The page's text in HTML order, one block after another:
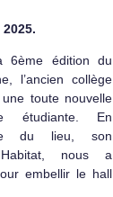
6ème édition du
l’ancien collège
toute nouvelle
étudiante. En
du lieu, son
nous a
embellir le hall